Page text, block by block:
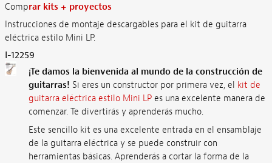
Comprar kits + proyectos
Instrucciones de montaje descargables para el kit de guitarra
eléctrica estilo Mini LP.
I-12259
¡Te damos la bienvenida al mundo de la construcción de
guitarras! Si eres un constructor por primera vez, el kit de
guitarra eléctrica estilo Mini LPes una excelente manera de
comenzar. Te divertirás y aprenderás mucho.
Este sencillo kit es una excelente entrada en el ensamblaje
de la guitarra eléctrica y se puede construir con
herramientas básicas. Aprenderás a cortar la forma de la